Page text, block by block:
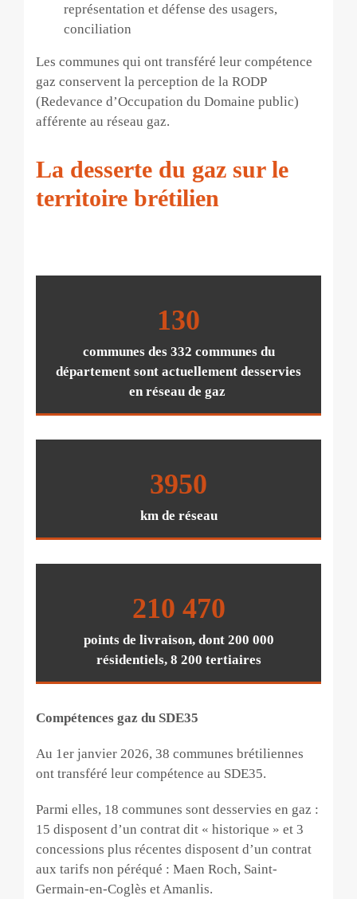
représentation et défense des usagers,
conciliation
Les communes qui ont transféré leur compétence
gaz conservent la perception de la RODP
(Redevance d’Occupation du Domaine public)
afférente au réseau gaz.
La desserte du gaz sur le
territoire brétilien
130
communes des 332 communes du
département sont actuellement desservies
en réseau de gaz
3950
km de réseau
210 470
points de livraison, dont 200 000
résidentiels, 8 200 tertiaires
Compétences gaz du SDE35
Au 1er janvier 2026, 38 communes brétiliennes
ont transféré leur compétence au SDE35.
Parmi elles, 18 communes sont desservies en gaz :
15 disposent d’un contrat dit « historique » et 3
concessions plus récentes disposent d’un contrat
aux tarifs non péréqué : Maen Roch, Saint-
Germain-en-Coglès et Amanlis.